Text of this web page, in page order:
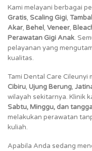
Kami melayani berbagai
Gratis, Scaling Gigi,
Akar, Behel, Veneer,
Perawatan Gigi Anak.
pelayanan yang
kualitas.
Tami Dental Care Cileunyi
Cibiru, Ujung Berung,
wilayah sekitarnya. Klinik
Sabtu, Minggu, dan
melakukan perawatan
kuliah.
Apabila Anda sedang